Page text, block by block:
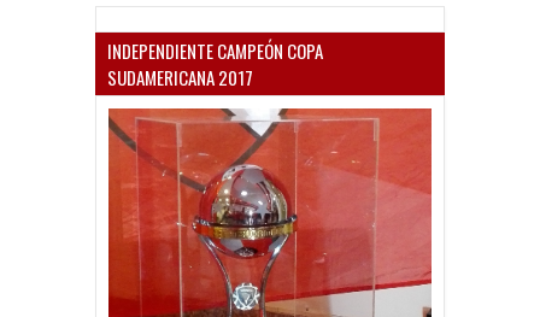
INDEPENDIENTE CAMPEÓN COPA
SUDAMERICANA 2017